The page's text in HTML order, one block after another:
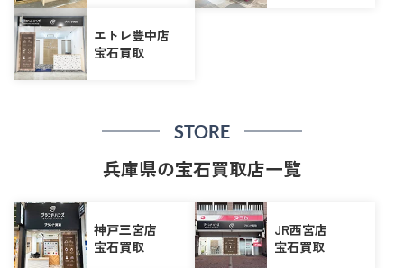
エトレ豊中店
宝石買取
STORE
兵庫県の宝石買取店一覧
神戸三宮店
宝石買取
JR西宮店
宝石買取